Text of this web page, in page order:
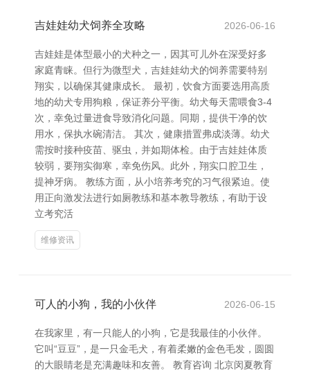
吉娃娃幼犬饲养全攻略 2026-06-16
吉娃娃是体型最小的犬种之一，因其可儿外在深受好多
家庭青睐。但行为微型犬，吉娃娃幼犬的饲养需要特别
翔实，以确保其健康成长。 最初，饮食方面要选用高质
地的幼犬专用狗粮，保证养分平衡。幼犬每天需喂食3-4
次，幸免过量进食导致消化问题。同期，提供干净的饮
用水，保执水碗清洁。 其次，健康措置弗成淡薄。幼犬
需按时接种疫苗、驱虫，并如期体检。由于吉娃娃体质
较弱，要翔实御寒，幸免伤风。此外，翔实口腔卫生，
提神牙病。 教练方面，从小培养考究的习气很紧迫。使
用正向激发法进行如厕教练和基本教导教练，有助于设
立考究活
维修资讯
可人的小狗，我的小伙伴 2026-06-15
在我家里，有一只能人的小狗，它是我最佳的小伙伴。
它叫“豆豆”，是一只金毛犬，有着柔嫩的金色毛发，圆圆
的大眼睛老是充满趣味和友善。 教育咨询 北京闵夏教育